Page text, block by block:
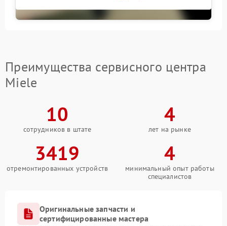
Преимущества сервисного центра
Miele
10
сотрудников в штате
4
лет на рынке
3419
отремонтированных устройств
4
минимальный опыт работы
специалистов
Оригинальные запчасти и
сертифицированные мастера